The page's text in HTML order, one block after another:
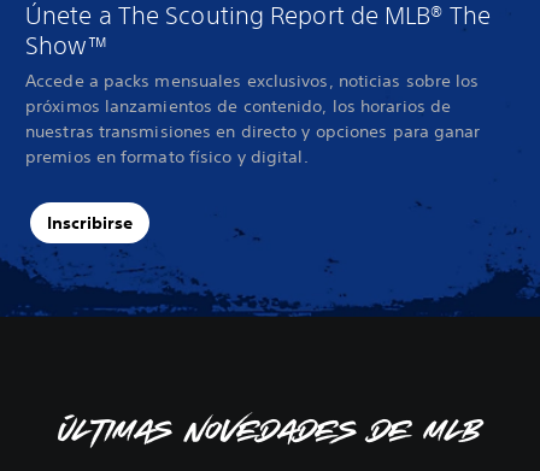
Únete a The Scouting Report de MLB® The
Show™
Accede a packs mensuales exclusivos, noticias sobre los
próximos lanzamientos de contenido, los horarios de
nuestras transmisiones en directo y opciones para ganar
premios en formato físico y digital.
Inscribirse
Últimas novedades de MLB